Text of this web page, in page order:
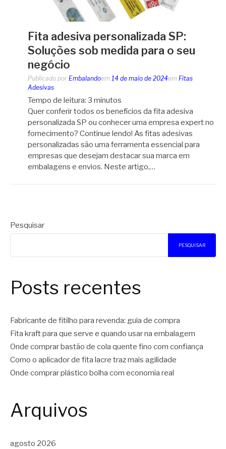
Fita adesiva personalizada SP:
Soluções sob medida para o seu
negócio
Publicado por Embalandoem 14 de maio de 2024em Fitas
Adesivas
Tempo de leitura: 3 minutos
Quer conferir todos os benefícios da fita adesiva
personalizada SP ou conhecer uma empresa expert no
fornecimento? Continue lendo! As fitas adesivas
personalizadas são uma ferramenta essencial para
empresas que desejam destacar sua marca em
embalagens e envios. Neste artigo,…
Pesquisar
PESQUISAR
Posts recentes
Fabricante de fitilho para revenda: guia de compra
Fita kraft para que serve e quando usar na embalagem
Onde comprar bastão de cola quente fino com confiança
Como o aplicador de fita lacre traz mais agilidade
Onde comprar plástico bolha com economia real
Arquivos
agosto 2026